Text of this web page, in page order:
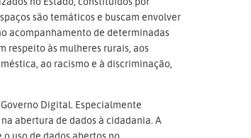
são temáticos e buscam envolver
acompanhamento de determinadas
respeito às mulheres rurais, aos
ao racismo e à discriminação,
Digital. Especialmente
abertura de dados à cidadania. A